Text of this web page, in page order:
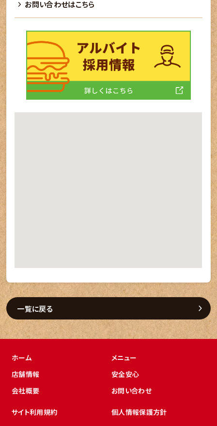
お問い合わせはこちら
一覧に戻る
ホーム
メニュー
店舗情報
安全安心
会社概要
お問い合わせ
サイト利用規約 個人情報保護方針